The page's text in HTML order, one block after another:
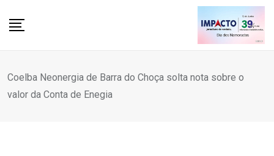
Coelba Neonergia de Barra do Choça solta nota sobre o
valor da Conta de Enegia